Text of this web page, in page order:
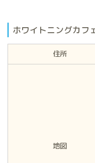
ホワイトニングカフ
住所
地図